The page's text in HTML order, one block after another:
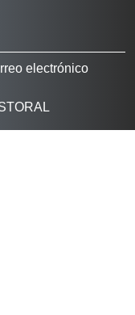
electrónico